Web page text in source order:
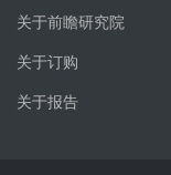
关于前瞻研究院
关于订购
关于报告